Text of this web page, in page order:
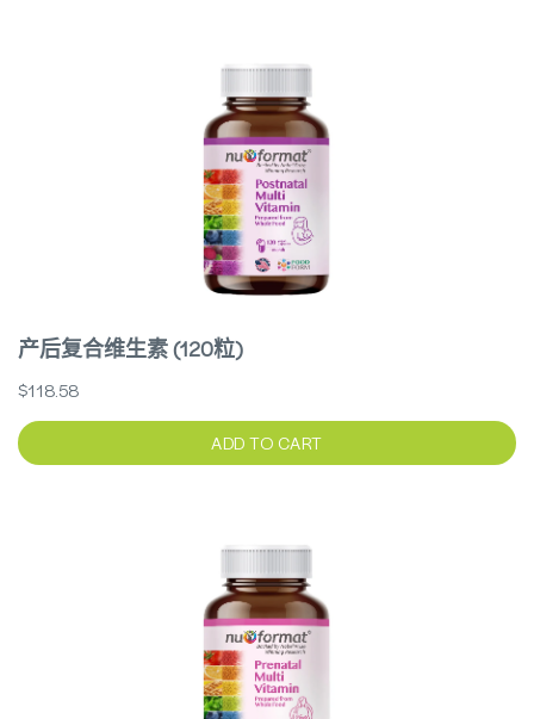
产后复合维生素 (120粒)
$118.58
ADD TO CART